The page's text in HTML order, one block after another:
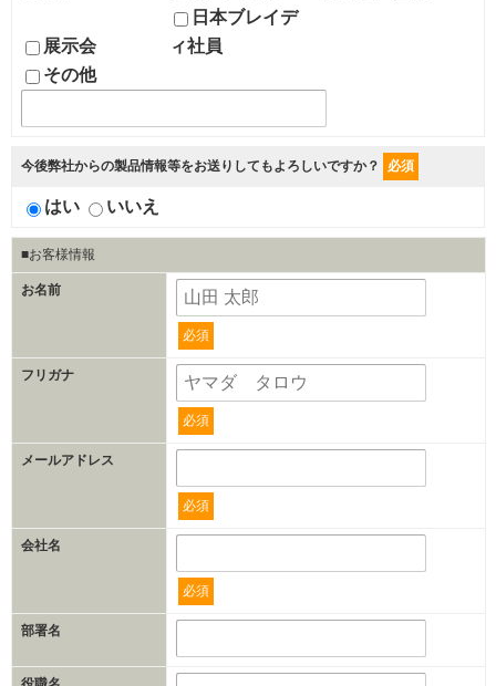
展示会
日本ブレイデ
ィ社員
その他
今後弊社からの製品情報等をお送りしてもよろしいですか？ 必須
はい いいえ
■お客様情報
お名前
必須
フリガナ
必須
メールアドレス
必須
会社名
必須
部署名